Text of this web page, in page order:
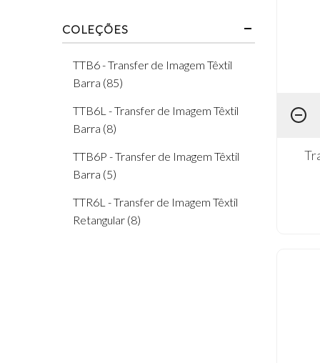
Coleção Moranguinho (1)
Coleção Uva (1)
Cozinha (21)
Flores (20)
Homem (3)
Infantil (1)
COLEÇÕES
TTB6 - Transfer de Imagem Têxtil
Barra (85)
TTB6L - Transfer de Imagem Têxtil
Barra (8)
TTB6P - Transfer de Imagem Têxtil
Barra (5)
TTR6L - Transfer de Imagem Têxtil
Retangular (8)